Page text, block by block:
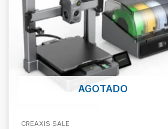
AGOTADO
CREAXIS SALE